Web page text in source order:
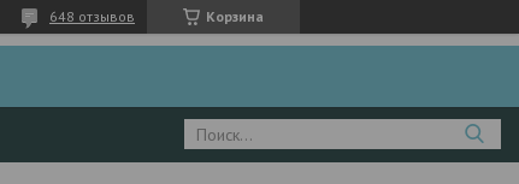
Корзина
648 отзывов